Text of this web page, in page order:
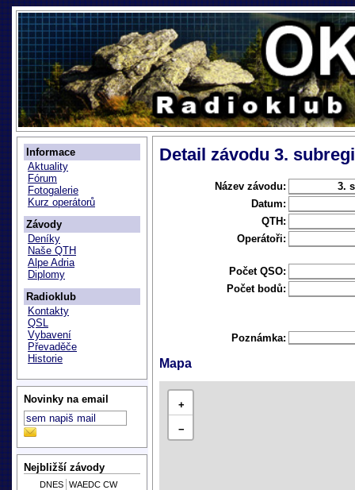
Informace
Aktuality
Fórum
Fotogalerie
Kurz operátorů
Závody
Deníky
Naše QTH
Alpe Adria
Diplomy
Radioklub
Kontakty
QSL
Vybavení
Převaděče
Historie
Novinky na email
Nejbližší závody
DNES WAEDC CW
Detail závodu 3.
Název závodu:
3.
Datum:
QTH:
Operátoři:
Počet QSO:
Počet bodů:
Poznámka:
Mapa
+
−